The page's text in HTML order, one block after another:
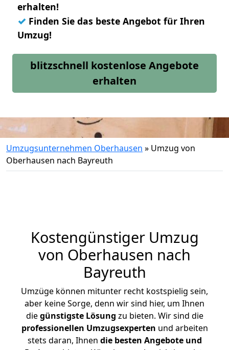
erhalten!
✓ Finden Sie das beste Angebot für Ihren
Umzug!
blitzschnell kostenlose Angebote
erhalten
Umzugsunternehmen Oberhausen » Umzug von
Oberhausen nach Bayreuth
Kostengünstiger Umzug
von Oberhausen nach
Bayreuth
Umzüge können mitunter recht kostspielig sein,
aber keine Sorge, denn wir sind hier, um Ihnen
diegünstigste Lösung zu bieten. Wir sind die
professionellen Umzugsexperten und arbeiten
stets daran, Ihnen die besten Angebote und